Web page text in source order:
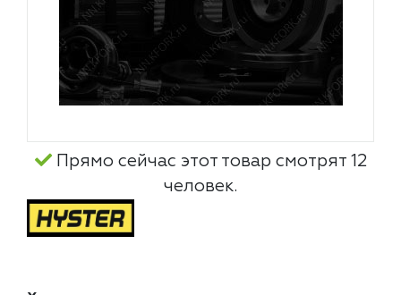
Прямо сейчас этот товар смотрят 12
человек.